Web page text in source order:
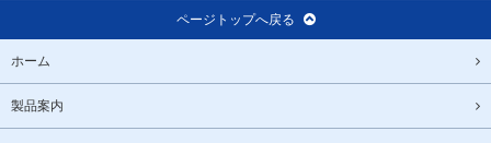
ページトップへ戻る
ホーム
製品案内